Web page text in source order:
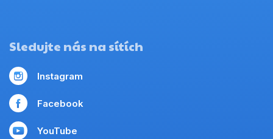
Sledujte nás na sítích
Instagram
Facebook
YouTube